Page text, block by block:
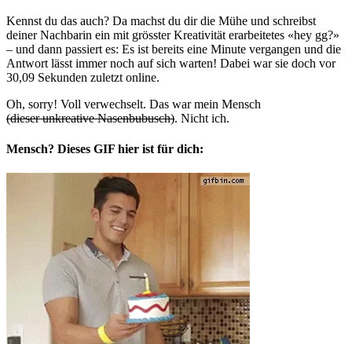
Kennst du das auch? Da machst du dir die Mühe und schreibst
deiner Nachbarin ein mit grösster Kreativität erarbeitetes «hey gg?»
– und dann passiert es: Es ist bereits eine Minute vergangen und die
Antwort lässt immer noch auf sich warten! Dabei war sie doch vor
30,09 Sekunden zuletzt online.
Oh, sorry! Voll verwechselt. Das war mein Mensch
(dieser unkreative Nasenbubusch). Nicht ich.
Mensch? Dieses GIF hier ist für dich: